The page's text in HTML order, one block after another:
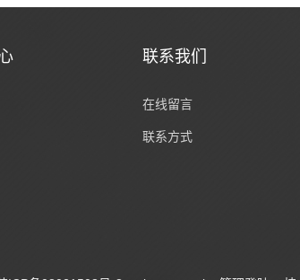
联系我们
在线留言
联系方式